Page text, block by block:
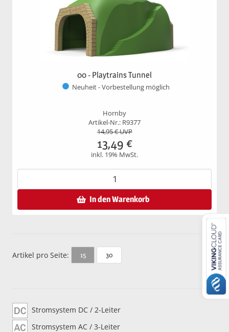
00 - Playtrains Tunnel
Neuheit - Vorbestellung möglich
Hornby
Artikel-Nr.: R9377
14,95€ UVP
13,49 €
inkl. 19% MwSt.
In den Warenkorb
Artikel pro Seite: 15 30
Stromsystem DC / 2-Leiter
Stromsystem AC / 3-Leiter